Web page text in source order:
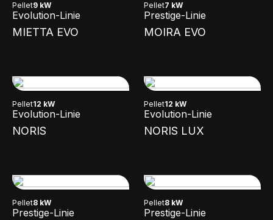
Pellet9 kW
Evolution-Linie
MIETTA EVO
Pellet7 kW
Prestige-Linie
MOIRA EVO
Pellet12 kW
Evolution-Linie
NORIS
Pellet12 kW
Evolution-Linie
NORIS LUX
Pellet8 kW
Prestige-Linie
Pellet8 kW
Prestige-Linie